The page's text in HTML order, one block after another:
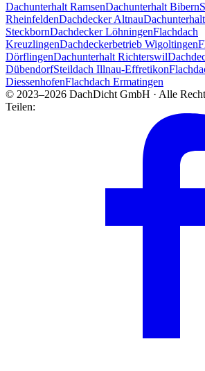
Dachunterhalt RamsenDachunterhalt Bibern
RheinfeldenDachdecker Altnau
SteckbornDachdecker LöhningenFlachdach
KreuzlingenDachdeckerbetrieb Wigoltingen
DörflingenDachunterhalt Richterswil
DübendorfSteildach Illnau-Effretikon
DiessenhofenFlachdach Ermatingen
© 2023–2026 DachDicht GmbH · Alle
Teilen: